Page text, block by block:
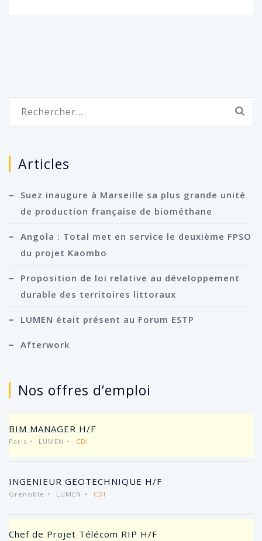
Articles
Suez inaugure à Marseille sa plus grande unité
de production française de biométhane
Angola : Total met en service le deuxième FPSO
du projet Kaombo
Proposition de loi relative au développement
durable des territoires littoraux
LUMEN était présent au Forum ESTP
Afterwork
Nos offres d’emploi
BIM MANAGER H/F
Paris LUMEN CDI
INGENIEUR GEOTECHNIQUE H/F
Grenoble LUMEN CDI
Chef de Projet Télécom RIP H/F